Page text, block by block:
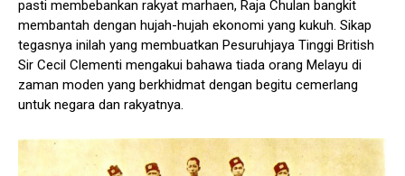
pasti membebankan rakyat marhaen, Raja Chulan bangkit
membantah dengan hujah-hujah ekonomi yang kukuh. Sikap
tegasnya inilah yang membuatkan Pesuruhjaya Tinggi British
Sir Cecil Clementi mengakui bahawa tiada orang Melayu di
zaman moden yang berkhidmat dengan begitu cemerlang
untuk negara dan rakyatnya.